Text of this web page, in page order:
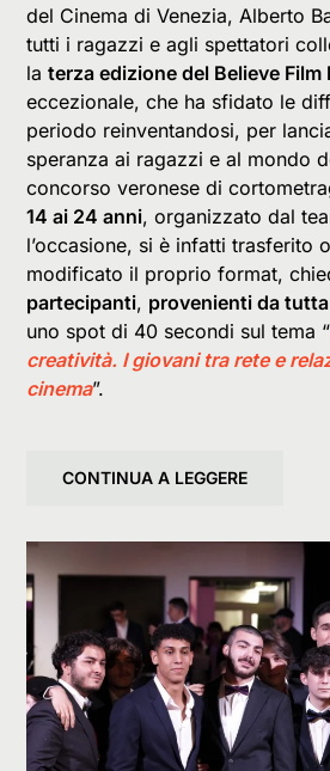
del Cinema di Venezia, Alberto
tutti i ragazzi e agli spettatori
laterza edizione del Believe Film
eccezionale, che ha sfidato le
periodo reinventandosi, per
speranza ai ragazzi e al mondo
concorso veronese di
14 ai 24 anni, organizzato dal
l’occasione, si è infatti trasferito
modificato il proprio format,
partecipanti, provenienti da
uno spot di 40 secondi sul tema “
creatività. I giovani tra rete e
cinema”.
CONTINUA A LEGGERE